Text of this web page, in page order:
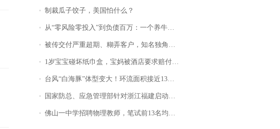
制裁瓜子饺子，美国怕什么？
从“零风险零投入”到负债百万：一个养牛项目崩盘后，谁该为农户的贷款买单丨红星调查
被传交付严重超期、糊弄客户，知名独角兽车企创始人回应：都没证据，将依法采取措施，“本人长期与美国交管局保持沟通，对方表示肯定”
1岁宝宝碰坏纸巾盒，宝妈被酒店要求赔付924元！三亚一酒店回复：骨瓷定制！网友一查价格，吵翻了
台风“白海豚”体型变大！环流面积接近13个浙江那么大
国家防总、应急管理部针对浙江福建启动防汛防台风四级应急响应
佛山一中学招聘物理教师，笔试前13名均遭淘汰？教育局：已叫停招聘，成立调查组全面核查